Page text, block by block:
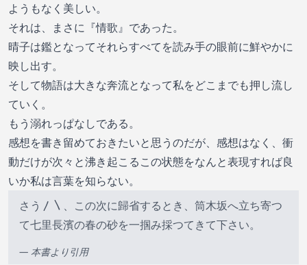
ようもなく美しい。
それは、まさに『情歌』であった。
晴子は鑑となってそれらすべてを読み手の眼前に鮮やかに
映し出す。
そして物語は大きな奔流となって私をどこまでも押し流し
ていく。
もう溺れっぱなしである。
感想を書き留めておきたいと思うのだが、感想はなく、衝
動だけが次々と沸き起こるこの状態をなんと表現すれば良
いか私は言葉を知らない。
さう〳〵、この次に歸省するとき、筒木坂へ立ち寄つ
て七里長濱の春の砂を一掴み採つてきて下さい。
— 本書より引用